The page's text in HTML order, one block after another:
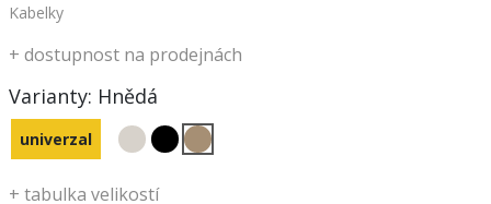
Kabelky
+ dostupnost na prodejnách
Varianty: Hnědá
univerzal
+ tabulka velikostí